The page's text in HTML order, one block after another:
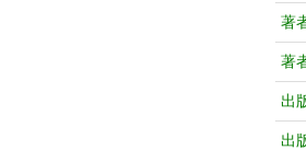
著
著
出
出